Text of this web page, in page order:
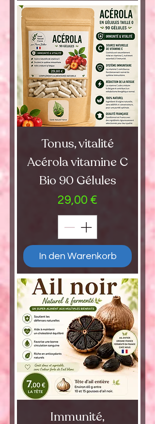
Tonus, vitalité
Acérola vitamine C
Bio 90 Gélules
Preis
29,00 €
In den Warenkorb
Immunité,